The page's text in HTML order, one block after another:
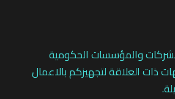
والمؤسسات الحكومية
ذات العلاقة لتجهيزكم بالاعمال